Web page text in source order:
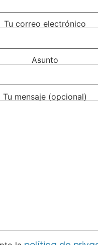
Tu correo electrónico
Asunto
Tu mensaje (opcional)